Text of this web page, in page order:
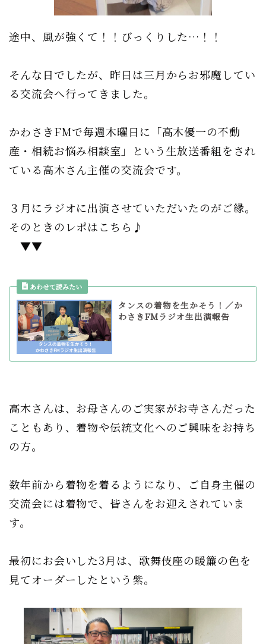
途中、風が強くて！！びっくりした…！！
そんな日でしたが、昨日は三月からお邪魔してい
る交流会へ行ってきました。
かわさきFMで毎週木曜日に「高木優一の不動
産・相続お悩み相談室」という生放送番組をされ
ている高木さん主催の交流会です。
３月にラジオに出演させていただいたのがご縁。
そのときのレポはこちら♪
▼▼
タンスの着物を生かそう！／か
わさきFMラジオ生出演報告
高木さんは、お母さんのご実家がお寺さんだった
こともあり、着物や伝統文化へのご興味をお持ち
の方。
数年前から着物を着るようになり、ご自身主催の
交流会には着物で、皆さんをお迎えされていま
す。
最初にお会いした3月は、歌舞伎座の暖簾の色を
見てオーダーしたという紫。